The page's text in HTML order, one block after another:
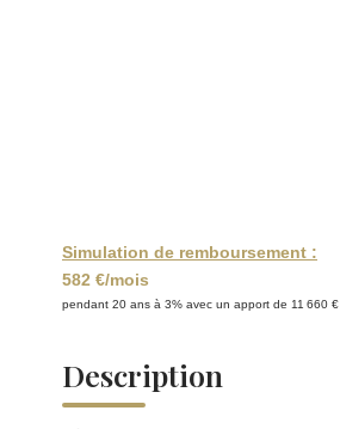
Simulation de remboursement :
582 €/mois
pendant 20 ans à 3% avec un apport de 11 660 €
Description